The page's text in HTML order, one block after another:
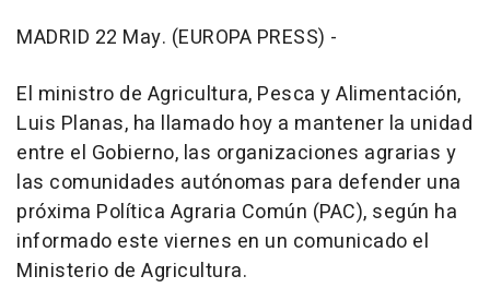
MADRID 22 May. (EUROPA PRESS) -
El ministro de Agricultura, Pesca y Alimentación,
Luis Planas, ha llamado hoy a mantener la unidad
entre el Gobierno, las organizaciones agrarias y
las comunidades autónomas para defender una
próxima Política Agraria Común (PAC), según ha
informado este viernes en un comunicado el
Ministerio de Agricultura.